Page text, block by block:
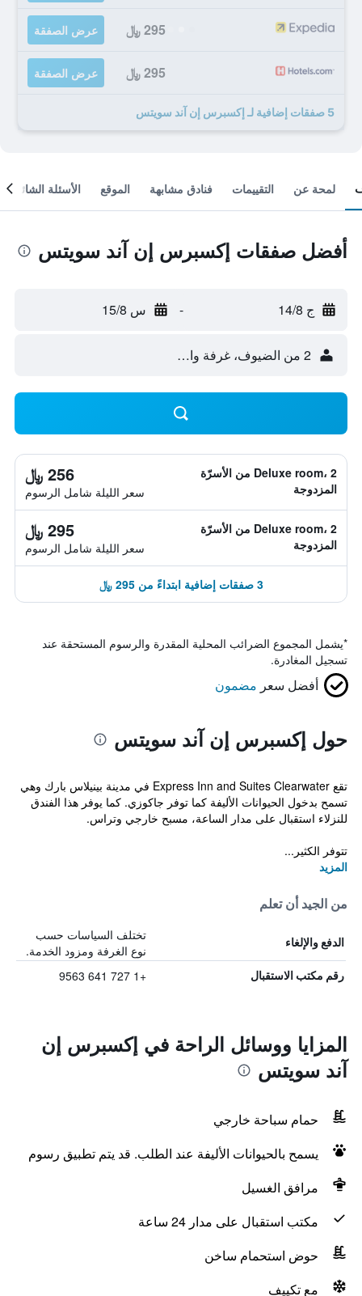
295 ﷼ عرض الصفقة
295 ﷼ عرض الصفقة
5 صفقات إضافية لـ إكسبرس إن آند سويتس
لمحة عن التقييمات فنادق مشابهة الموقع الأسئلة الشائعة
أفضل صفقات إكسبرس إن آند سويتس
ج 14/8 - س 15/8
2 من الضيوف، غرفة واحدة
Deluxe room، 2 من الأسرّة
المزدوجة
256 ﷼
سعر الليلة شامل الرسوم
Deluxe room، 2 من الأسرّة
المزدوجة
295 ﷼
سعر الليلة شامل الرسوم
3 صفقات إضافية ابتداءً من 295 ﷼
*يشمل المجموع الضرائب المحلية المقدرة والرسوم المستحقة عند
تسجيل المغادرة.
أفضل سعر مضمون
حول إكسبرس إن آند سويتس
تقع Express Inn and Suites Clearwater في مدينة بينيلاس بارك وهي
تسمح بدخول الحيوانات الأليفة كما توفر جاكوزي. كما يوفر هذا الفندق
للنزلاء استقبال على مدار الساعة، مسبح خارجي وتراس.
تتوفر الكثير...
المزيد
من الجيد أن تعلم
الدفع والإلغاء
تختلف السياسات حسب
نوع الغرفة ومزود الخدمة.
رقم مكتب الاستقبال +1 727 641 9563
المزايا ووسائل الراحة في إكسبرس إن
آند سويتس
حمام سباحة خارجي
يسمح بالحيوانات الأليفة عند الطلب. قد يتم تطبيق رسوم
مرافق الغسيل
مكتب استقبال على مدار 24 ساعة
حوض استحمام ساخن
مع تكييف